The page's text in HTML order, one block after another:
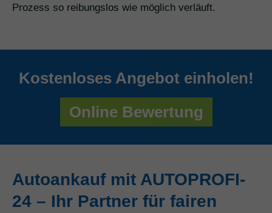
Prozess so reibungslos wie möglich verläuft.
Kostenloses Angebot einholen!
Online Bewertung
Autoankauf mit AUTOPROFI-
24 – Ihr Partner für fairen